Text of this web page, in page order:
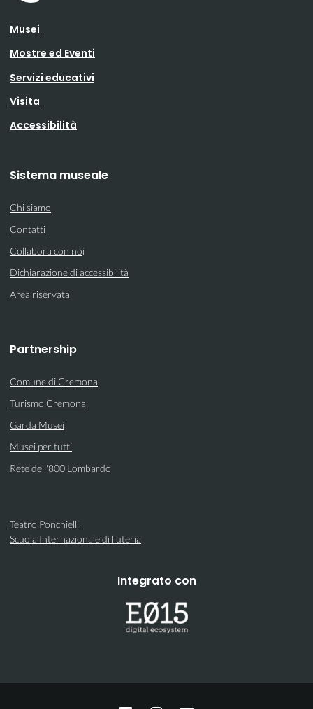
Musei
Mostre ed Eventi
Servizi educativi
Visita
Accessibilità
Sistema museale
Chi siamo
Contatti
Collabora con noi
Dichiarazione di accessibilità
Area riservata
Partnership
Comune di Cremona
Turismo Cremona
Garda Musei
Musei per tutti
Rete dell'800 Lombardo
Teatro Ponchielli
Scuola Internazionale di liuteria
Integrato con